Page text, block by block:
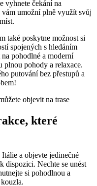
vyhnete čekání na
vám umožní plně využít svůj
také poskytne možnost si
spojených s hledáním
pohodlné a moderní
plnou pohody a relaxace.
putování bez přestupů a
které
a objevte jedinečné
dispozici. Nechte se unést
si pohodlnou a